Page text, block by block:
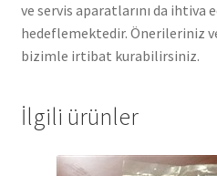
ve servis aparatlarını da ihtiva
hedeflemektedir. Önerileriniz
bizimle irtibat kurabilirsiniz.
İlgili ürünler